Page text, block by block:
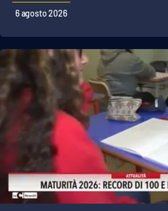
LOCALI
Catanzaro
Crotone
Vibo Valentia
Reggio Calabria
Cosenza
6 agosto 2026